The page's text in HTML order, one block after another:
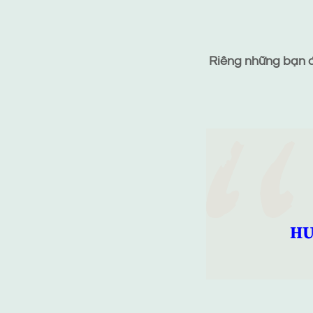
Riêng những bạn